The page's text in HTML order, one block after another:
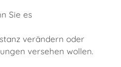
Sie es
verändern oder
versehen wollen.